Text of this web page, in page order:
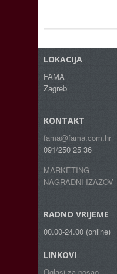
LOKACIJA
FAMA
Zagreb
KONTAKT
fama@fama.com.hr
091/250 25 36
MARKETING
NAGRADNI IZAZOV
RADNO VRIJEME
00.00-24.00 (online)
LINKOVI